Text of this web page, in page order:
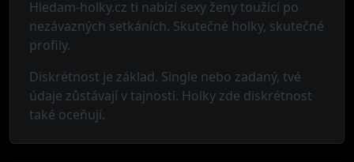
Hledam-holky.cz ti nabízí sexy ženy toužící po
nezávazných setkáních. Skutečné holky, skutečné
profily.
Diskrétnost je základ. Single nebo zadaný, tvé
údaje zůstávají v tajnosti. Holky zde diskrétnost
také oceňují.